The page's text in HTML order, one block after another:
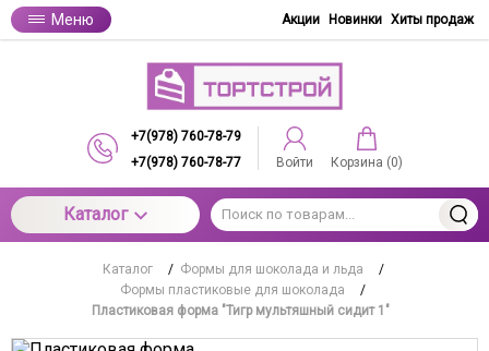
Меню Акции Новинки Хиты продаж
+7(978) 760-78-79
+7(978) 760-78-77
Войти Корзина (0)
Каталог
Каталог / Формы для шоколада и льда
/
Формы пластиковые для шоколада
/
Пластиковая форма "Тигр мультяшный сидит 1"